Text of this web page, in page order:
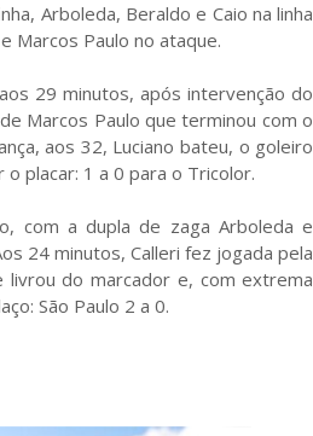
Arboleda, Beraldo e Caio na linha
Marcos Paulo no ataque.
29 minutos, após intervenção do
Marcos Paulo que terminou com o
aos 32, Luciano bateu, o goleiro
placar: 1 a 0 para o Tricolor.
com a dupla de zaga Arboleda e
24 minutos, Calleri fez jogada pela
do marcador e, com extrema
São Paulo 2 a 0.